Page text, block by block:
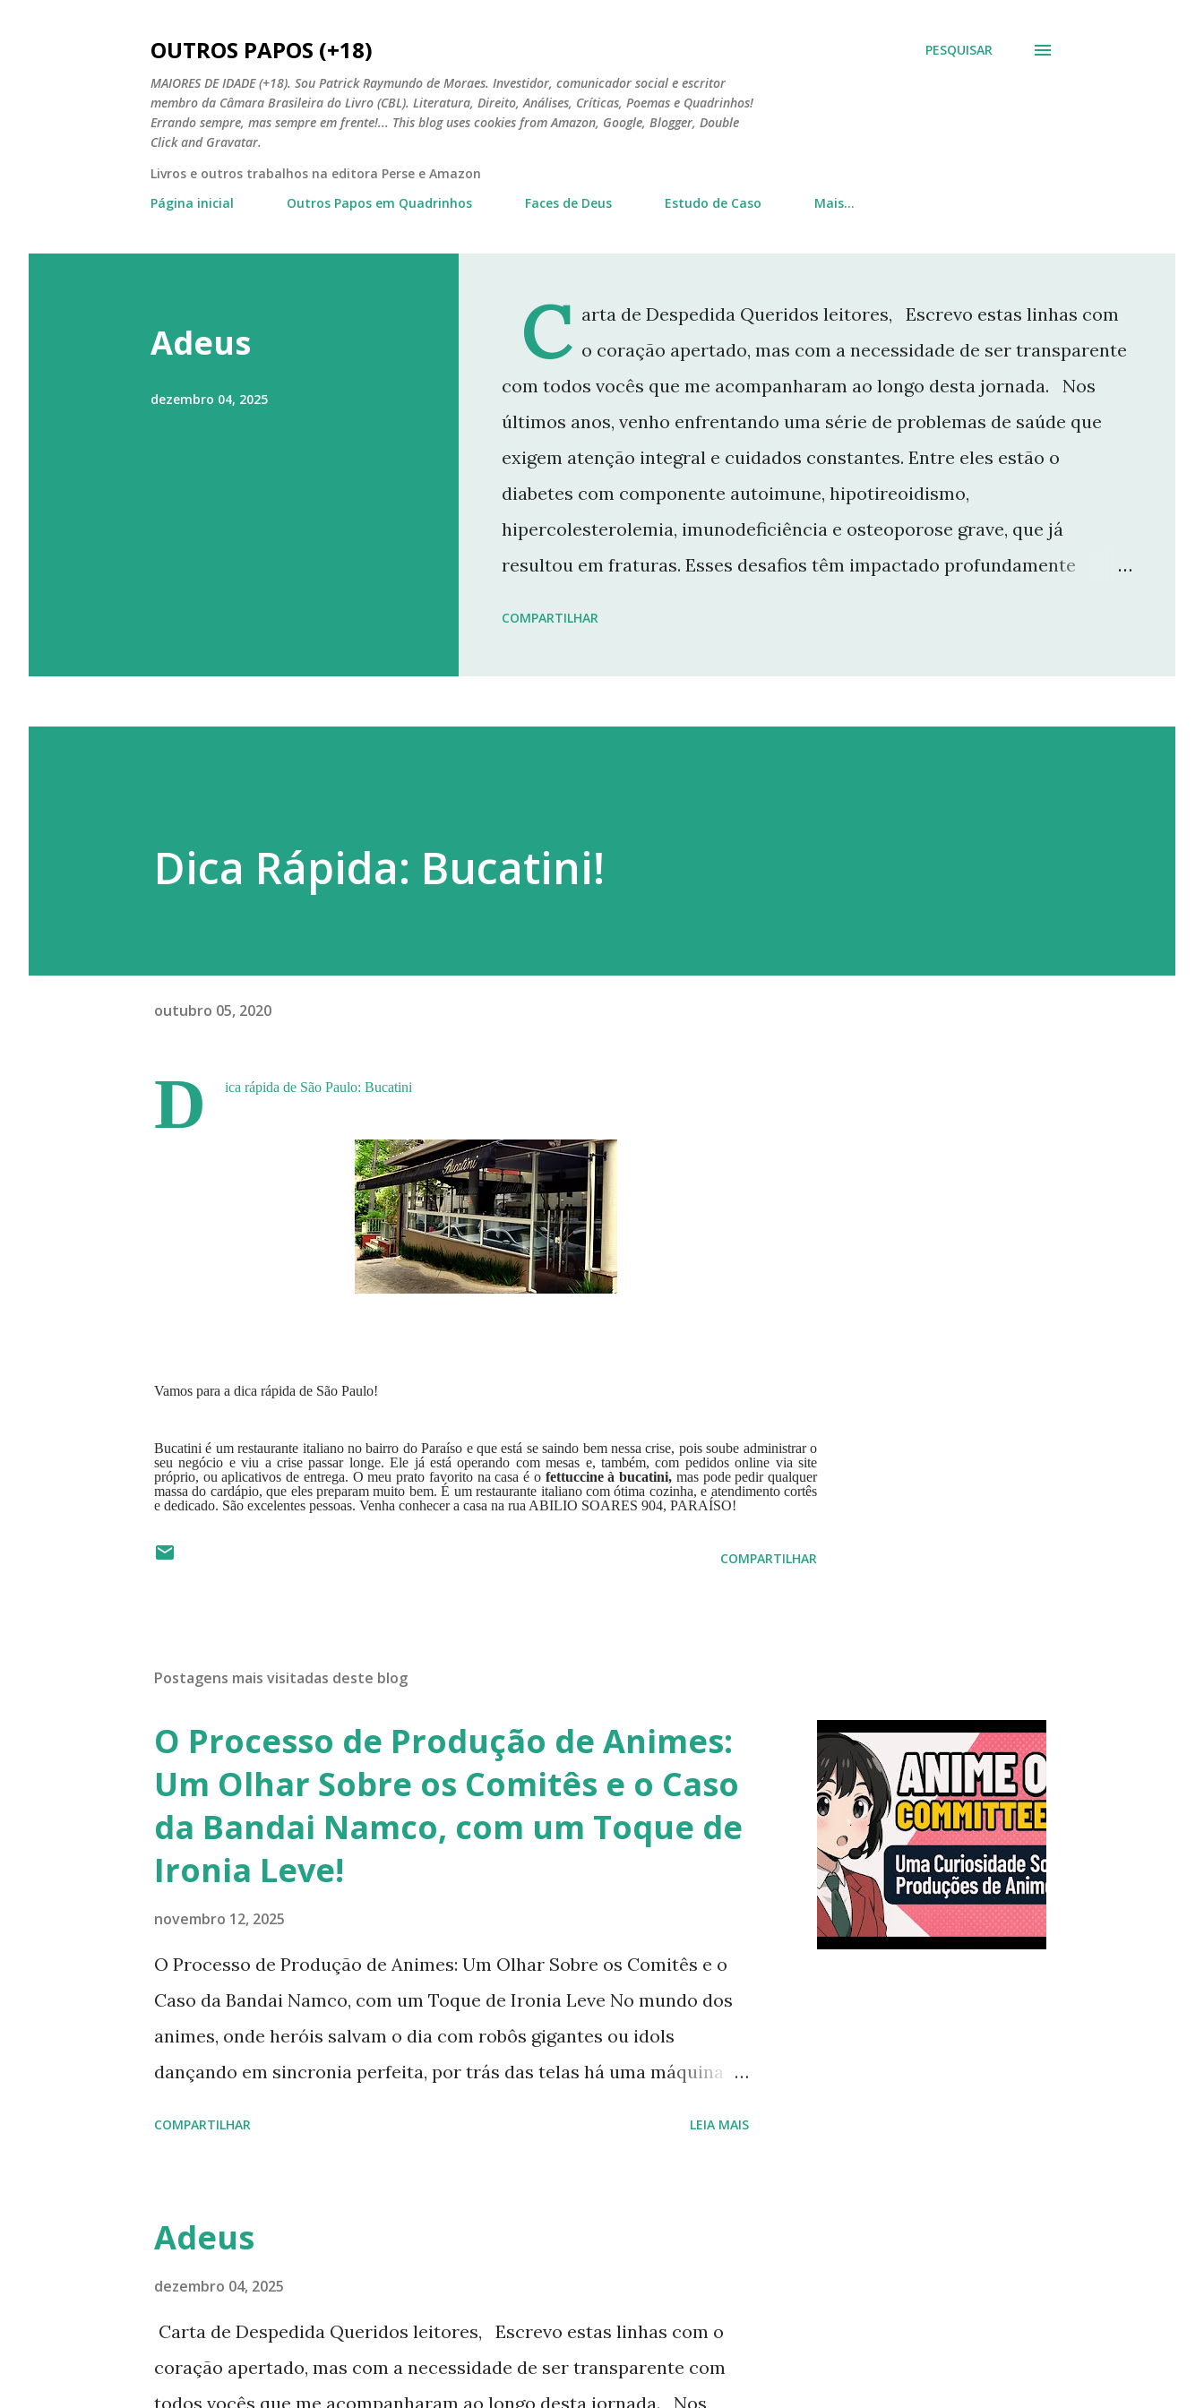
OUTROS PAPOS (+18)
MAIORES DE IDADE (+18). Sou Patrick Raymundo de Moraes. Investidor, comunicador social e escritor
membro da Câmara Brasileira do Livro (CBL). Literatura, Direito, Análises, Críticas, Poemas e Quadrinhos!
Errando sempre, mas sempre em frente!... This blog uses cookies from Amazon, Google, Blogger, Double
Click and Gravatar.
PESQUISAR
Livros e outros trabalhos na editora Perse e Amazon
Página inicial
Outros Papos em Quadrinhos Faces de Deus Estudo de Caso Mais…
Adeus
dezembro 04, 2025
C arta de Despedida Queridos leitores, Escrevo estas linhas com
o coração apertado, mas com a necessidade de ser transparente
com todos vocês que me acompanharam ao longo desta jornada. Nos
últimos anos, venho enfrentando uma série de problemas de saúde que
exigem atenção integral e cuidados constantes. Entre eles estão o
diabetes com componente autoimune, hipotireoidismo,
hipercolesterolemia, imunodeficiência e osteoporose grave, que já
resultou em fraturas. Esses desafios têm impactado profundamente
decisão de dar uma pausa no blog. Não posso garantir quando — ou se —
COMPARTILHAR
Dica Rápida: Bucatini!
outubro 05, 2020
D ica rápida de São Paulo: Bucatini
Vamos para a dica rápida de São Paulo!
Bucatini é um restaurante italiano no bairro do Paraíso e que está se saindo bem nessa crise, pois soube administrar o
seu negócio e viu a crise passar longe. Ele já está operando com mesas e, também, com pedidos online via site
próprio, ou aplicativos de entrega. O meu prato favorito na casa é o fettuccine à bucatini, mas pode pedir qualquer
massa do cardápio, que eles preparam muito bem. É um restaurante italiano com ótima cozinha, e atendimento cortês
e dedicado. São excelentes pessoas. Venha conhecer a casa na rua ABILIO SOARES 904, PARAÍSO!
COMPARTILHAR
Postagens mais visitadas deste blog
O Processo de Produção de Animes:
Um Olhar Sobre os Comitês e o Caso
da Bandai Namco, com um Toque de
Ironia Leve!
novembro 12, 2025
O Processo de Produção de Animes: Um Olhar Sobre os Comitês e o
Caso da Bandai Namco, com um Toque de Ironia Leve No mundo dos
animes, onde heróis salvam o dia com robôs gigantes ou idols
dançando em sincronia perfeita, por trás das telas há uma máquina
estádio inteiro. Este artigo explora o passo a passo dessa
engrenagem, com foco em orçamentos e prazos que parecem saídos
de uma comédia de erros, e destaca a Bandai Namco Filmworks , uma
veterana que transforma ideias em impérios de mercadorias. Afinal,
em um setor onde 70% das séries mal se pagam no curto prazo, o
COMPARTILHAR LEIA MAIS
Adeus
dezembro 04, 2025
Carta de Despedida Queridos leitores, Escrevo estas linhas com o
coração apertado, mas com a necessidade de ser transparente com
todos vocês que me acompanharam ao longo desta jornada. Nos